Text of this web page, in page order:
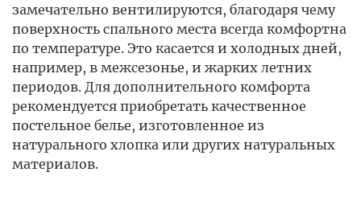
замечательно вентилируются, благодаря чему
поверхность спального места всегда комфортна
по температуре. Это касается и холодных дней,
например, в межсезонье, и жарких летних
периодов. Для дополнительного комфорта
рекомендуется приобретать качественное
постельное белье, изготовленное из
натурального хлопка или других натуральных
материалов.